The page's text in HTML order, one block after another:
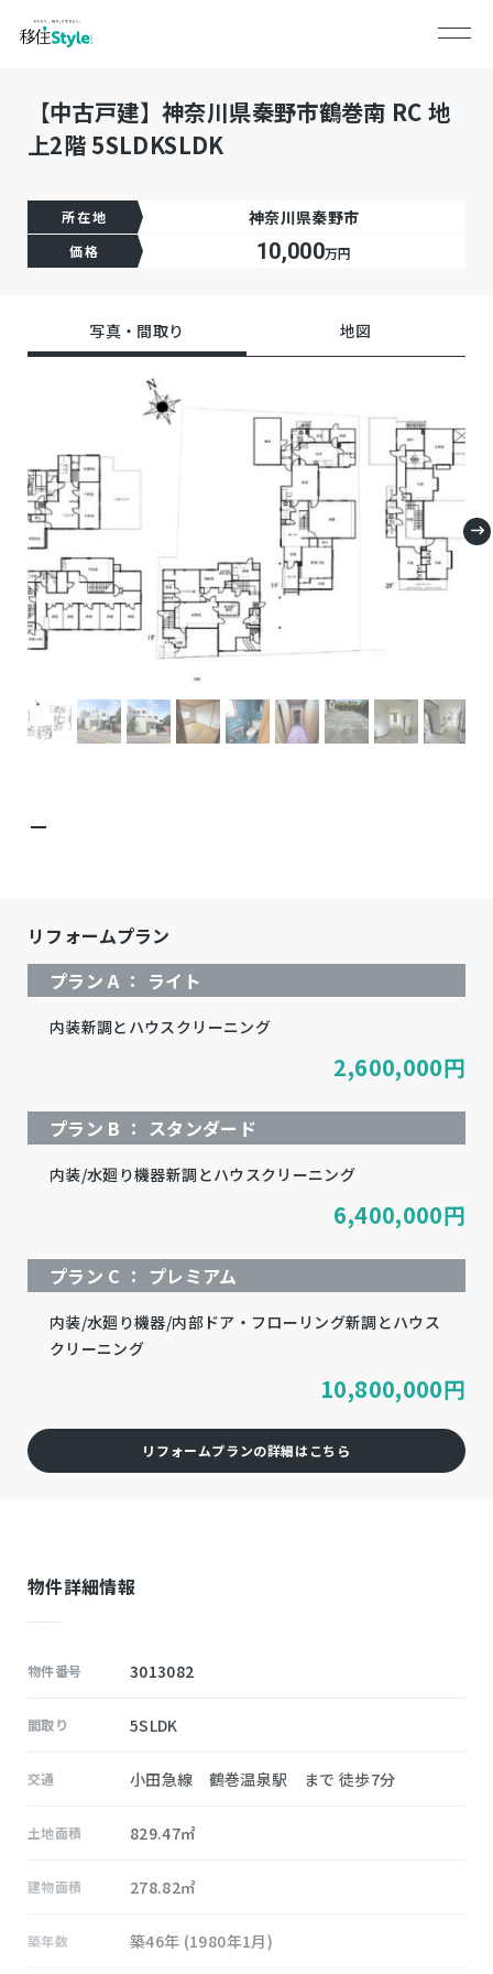
【中古戸建】神奈川県秦野市鶴巻南 RC 地
上2階 5SLDKSLDK
所在地 神奈川県秦野市
価格 10,000万円
写真・間取り 地図
－
リフォームプラン
プラン A ： ライト
内装新調とハウスクリーニング
2,600,000円
プラン B ： スタンダード
内装/水廻り機器新調とハウスクリーニング
6,400,000円
プラン C ： プレミアム
内装/水廻り機器/内部ドア・フローリング新調とハウス
クリーニング
10,800,000円
リフォームプランの詳細はこちら
物件詳細情報
物件番号 3013082
間取り 5SLDK
交通 小田急線 鶴巻温泉駅 まで 徒歩7分
土地面積 829.47㎡
建物面積 278.82㎡
築年数 築46年 (1980年1月)